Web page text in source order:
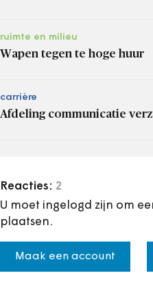
ruimte en milieu
Wapen tegen te hoge huur
carrière
Afdeling communicatie
Reacties: 2
U moet ingelogd zijn om
plaatsen.
Maak een account